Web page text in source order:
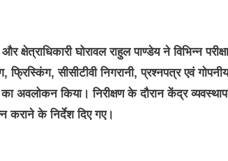
घोरावल राहुल पाण्डेय ने विभिन्न परीक्षा
सीसीटीवी निगरानी, प्रश्नपत्र एवं गोपनीय
अवलोकन किया। निरीक्षण के दौरान केंद्र
कराने के निर्देश दिए गए।